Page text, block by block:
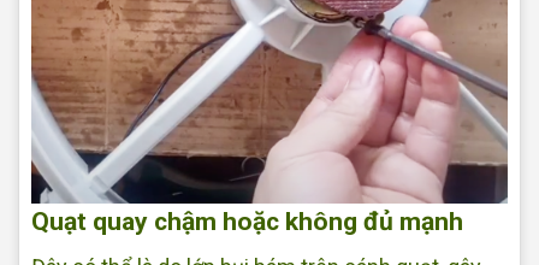
Quạt quay chậm hoặc không đủ mạnh